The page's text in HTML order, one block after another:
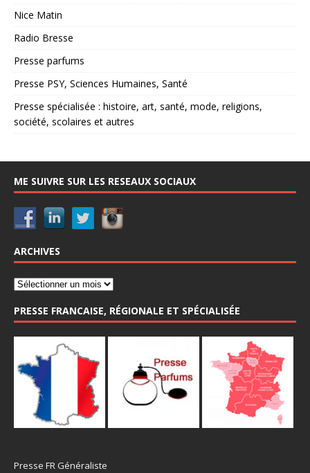
Nice Matin
Radio Bresse
Presse parfums
Presse PSY, Sciences Humaines, Santé
Presse spécialisée : histoire, art, santé, mode, religions,
société, scolaires et autres
ME SUIVRE SUR LES RESEAUX SOCIAUX
ARCHIVES
PRESSE FRANCAISE, RÉGIONALE ET SPÉCIALISÉE
Presse FR Généraliste